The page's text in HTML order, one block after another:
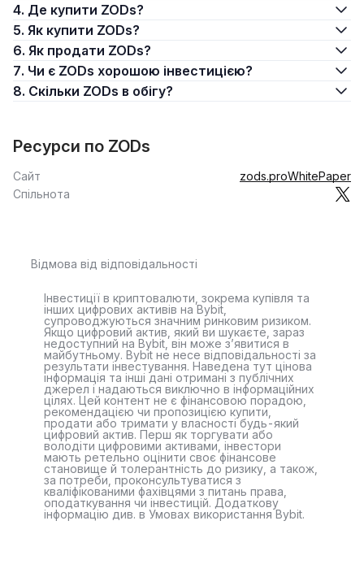
4. Де купити ZODs?
5. Як купити ZODs?
6. Як продати ZODs?
7. Чи є ZODs хорошою інвестицією?
8. Скільки ZODs в обігу?
Ресурси по ZODs
Сайт zods.proWhitePaper
Спільнота
Відмова від відповідальності
Інвестиції в криптовалюти, зокрема купівля та
інших цифрових активів на Bybit,
супроводжуються значним ринковим ризиком.
Якщо цифровий актив, який ви шукаєте, зараз
недоступний на Bybit, він може з’явитися в
майбутньому. Bybit не несе відповідальності за
результати інвестування. Наведена тут цінова
інформація та інші дані отримані з публічних
джерел і надаються виключно в інформаційних
цілях. Цей контент не є фінансовою порадою,
рекомендацією чи пропозицією купити,
продати або тримати у власності будь-який
цифровий актив. Перш як торгувати або
володіти цифровими активами, інвестори
мають ретельно оцінити своє фінансове
становище й толерантність до ризику, а також,
за потреби, проконсультуватися з
кваліфікованими фахівцями з питань права,
оподаткування чи інвестицій. Додаткову
інформацію див. в Умовах використання Bybit.